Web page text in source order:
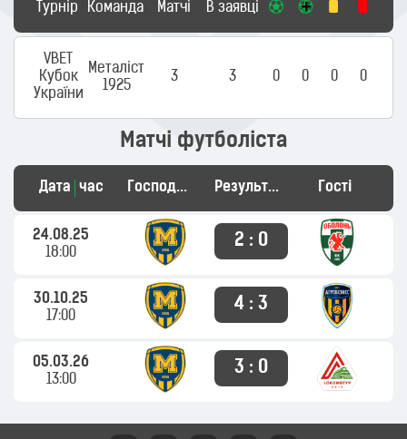
Турнір Команда Матчі В заявці
VBET
Кубок
України
Металіст
1925
3 3 0 0 0 0
Матчі футболіста
Дата час Господарі Результат Гості
24.08.25
18:00
2 : 0
30.10.25
17:00
4 : 3
05.03.26
13:00
3 : 0